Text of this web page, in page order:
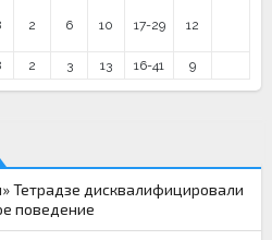
2 6 10 17-29 12
2 3 13 16-41 9
Тетрадзе дисквалифицировали
поведение